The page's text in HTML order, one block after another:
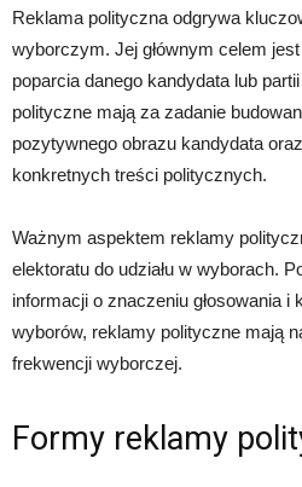
Reklama polityczna odgrywa
wyborczym. Jej głównym celem
poparcia danego kandydata lub
polityczne mają za zadanie
pozytywnego obrazu kandydata
konkretnych treści politycznych.
Ważnym aspektem reklamy
elektoratu do udziału w wyborach.
informacji o znaczeniu głosowania
wyborów, reklamy polityczne mają
frekwencji wyborczej.
Formy reklamy